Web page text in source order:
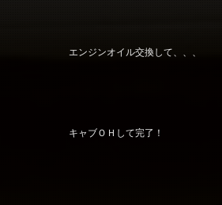
エンジンオイル交換して、、、
キャブＯＨして完了！